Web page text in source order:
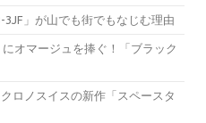
3JF」が山でも街でもなじむ理由
オマージュを捧ぐ！「ブラック
ロノスイスの新作「スペースタ